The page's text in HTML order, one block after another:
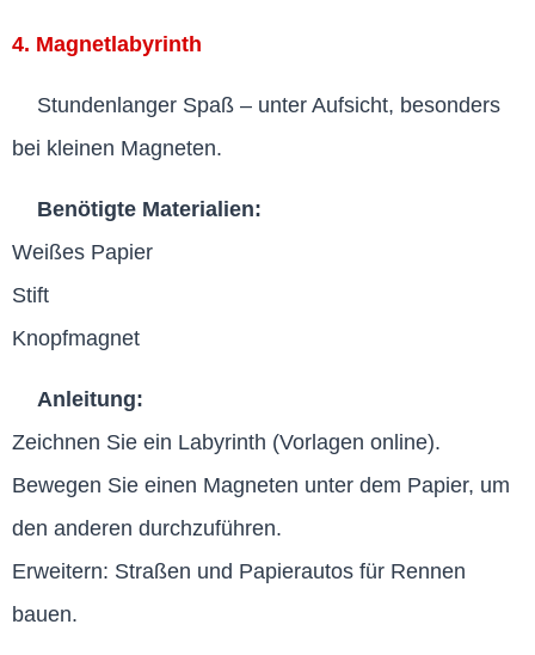
4. Magnetlabyrinth
Stundenlanger Spaß – unter Aufsicht, besonders
bei kleinen Magneten.
Benötigte Materialien:
Weißes Papier
Stift
Knopfmagnet
Anleitung:
Zeichnen Sie ein Labyrinth (Vorlagen online).
Bewegen Sie einen Magneten unter dem Papier, um
den anderen durchzuführen.
Erweitern: Straßen und Papierautos für Rennen
bauen.